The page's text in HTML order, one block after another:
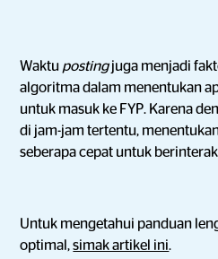
Waktu postingjuga menjadi
algoritma dalam menentukan
untuk masuk ke FYP. Karena
di jam-jam tertentu,
seberapa cepat untuk
Untuk mengetahui panduan
optimal,simak artikel ini.